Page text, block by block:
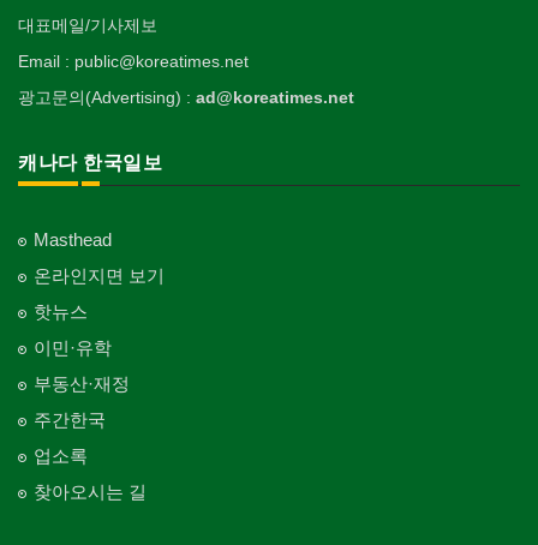
대표메일/기사제보
Email : public@koreatimes.net
광고문의(Advertising) : ad@koreatimes.net
캐나다 한국일보
Masthead
온라인지면 보기
핫뉴스
이민·유학
부동산·재정
주간한국
업소록
찾아오시는 길